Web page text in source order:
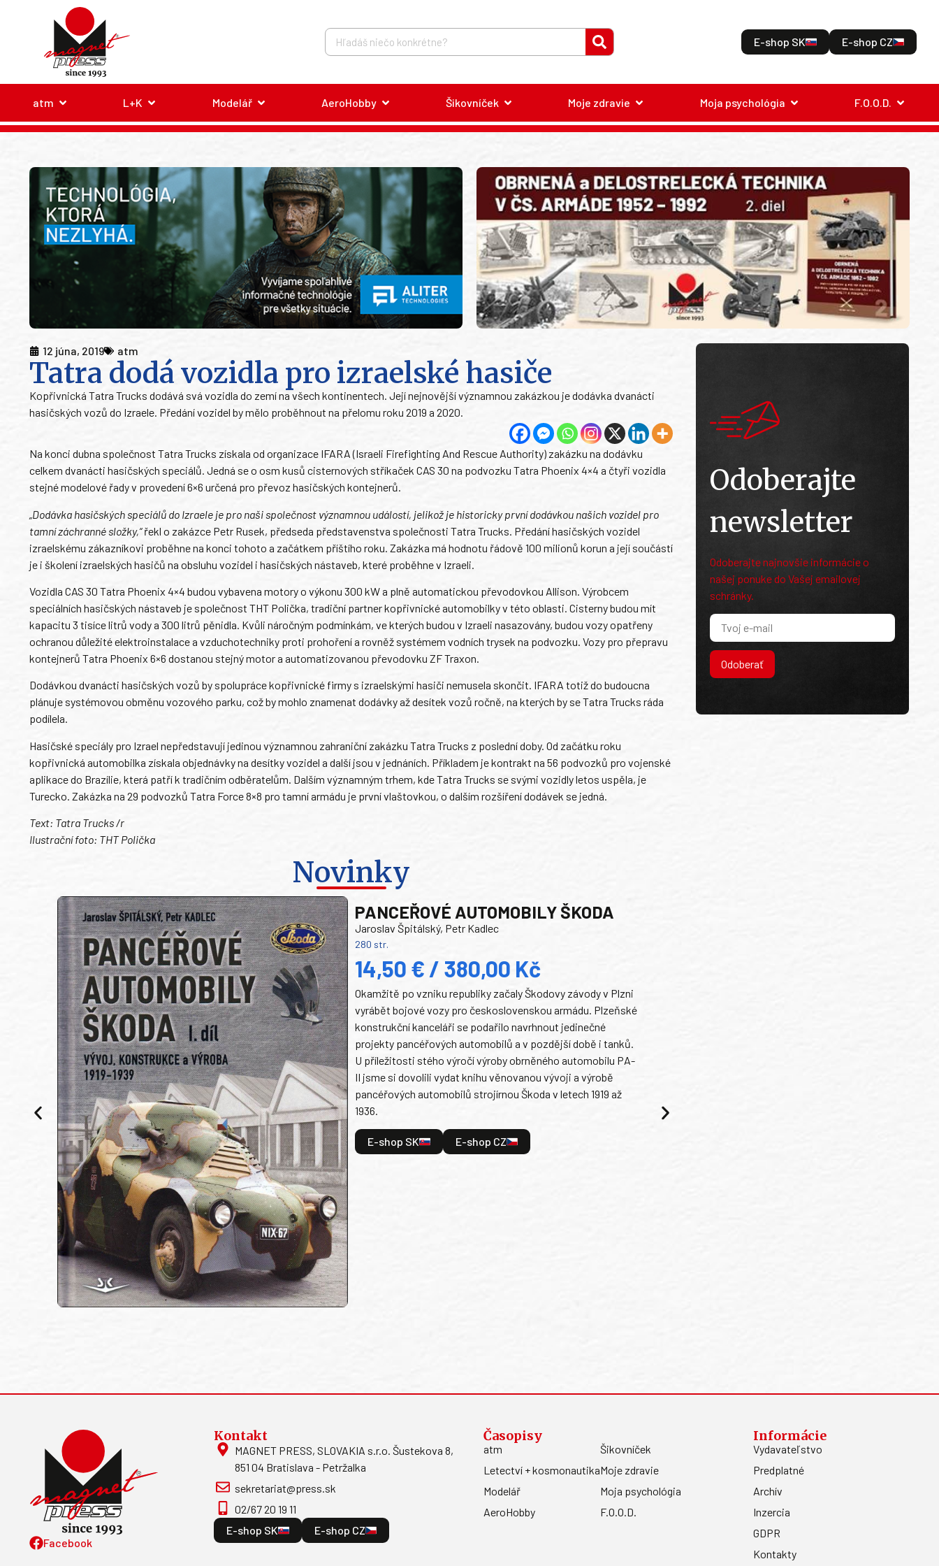
E-shop SK E-shop CZ
atm L+K Modelář AeroHobby Šikovníček Moje zdravie Moja psychológia F.O.O.D.
12 júna, 2019 atm
Tatra dodá vozidla pro izraelské hasiče
Kopřivnická Tatra Trucks dodává svá vozidla do zemí na všech kontinentech. Její nejnovější významnou zakázkou je dodávka dvanácti
hasičských vozů do Izraele. Předání vozidel by mělo proběhnout na přelomu roku 2019 a 2020.
Na konci dubna společnost Tatra Trucks získala od organizace IFARA (Israeli Firefighting And Rescue Authority) zakázku na dodávku
celkem dvanácti hasičských speciálů. Jedná se o osm kusů cisternových stříkaček CAS 30 na podvozku Tatra Phoenix 4×4 a čtyři vozidla
stejné modelové řady v provedení 6×6 určená pro převoz hasičských kontejnerů.
„Dodávka hasičských speciálů do Izraele je pro naši společnost významnou událostí, jelikož je historicky první dodávkou našich vozidel pro
tamní záchranné složky,“řekl o zakázce Petr Rusek, předseda představenstva společnosti Tatra Trucks. Předání hasičských vozidel
izraelskému zákazníkovi proběhne na konci tohoto a začátkem příštího roku. Zakázka má hodnotu řádově 100 milionů korun a její součástí
je i školení izraelských hasičů na obsluhu vozidel i hasičských nástaveb, které proběhne v Izraeli.
Vozidla CAS 30 Tatra Phoenix 4×4 budou vybavena motory o výkonu 300 kW a plně automatickou převodovkou Allison. Výrobcem
speciálních hasičských nástaveb je společnost THT Polička, tradiční partner kopřivnické automobilky v této oblasti. Cisterny budou mít
kapacitu 3 tisíce litrů vody a 300 litrů pěnidla. Kvůli náročným podmínkám, ve kterých budou v Izraeli nasazovány, budou vozy opatřeny
ochranou důležité elektroinstalace a vzduchotechniky proti prohoření a rovněž systémem vodních trysek na podvozku. Vozy pro přepravu
kontejnerů Tatra Phoenix 6×6 dostanou stejný motor a automatizovanou převodovku ZF Traxon.
Dodávkou dvanácti hasičských vozů by spolupráce kopřivnické firmy s izraelskými hasiči nemusela skončit. IFARA totiž do budoucna
plánuje systémovou obměnu vozového parku, což by mohlo znamenat dodávky až desítek vozů ročně, na kterých by se Tatra Trucks ráda
podílela.
Hasičské speciály pro Izrael nepředstavují jedinou významnou zahraniční zakázku Tatra Trucks z poslední doby. Od začátku roku
kopřivnická automobilka získala objednávky na desítky vozidel a další jsou v jednáních. Příkladem je kontrakt na 56 podvozků pro vojenské
aplikace do Brazílie, která patří k tradičním odběratelům. Dalším významným trhem, kde Tatra Trucks se svými vozidly letos uspěla, je
Turecko. Zakázka na 29 podvozků Tatra Force 8×8 pro tamní armádu je první vlaštovkou, o dalším rozšíření dodávek se jedná.
Text: Tatra Trucks /r
Ilustrační foto: THT Polička
Novinky
PANCEŘOVÉ AUTOMOBILY ŠKODA
Jaroslav Špitálský, Petr Kadlec
280 str.
14,50 € / 380,00 Kč
Okamžitě po vzniku republiky začaly Škodovy závody v Plzni
vyrábět bojové vozy pro československou armádu. Plzeňské
konstrukční kanceláři se podařilo navrhnout jedinečné
projekty pancéřových automobilů a v pozdější době i tanků.
U příležitosti stého výročí výroby obrněného automobilu PA-
II jsme si dovolili vydat knihu věnovanou vývoji a výrobě
pancéřových automobilů strojírnou Škoda v letech 1919 až
1936.
E-shop SK E-shop CZ
Odoberajte
newsletter
Odoberajte najnovšie informácie o
našej ponuke do Vašej emailovej
schránky.
Odoberať
Facebook
Kontakt
MAGNET PRESS, SLOVAKIA s.r.o. Šustekova 8,
851 04 Bratislava - Petržalka
sekretariat@press.sk
02/67 20 19 11
E-shop SK
E-shop CZ
Časopisy
atm
Letectví + kosmonautika
Modelář
AeroHobby
Šikovníček
Moje zdravie
Moja psychológia
F.O.O.D.
Informácie
Vydavateľstvo
Predplatné
Archív
Inzercia
GDPR
Kontakty